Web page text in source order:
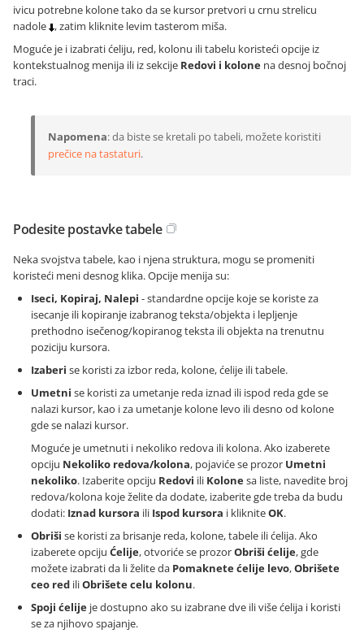
ivicu potrebne kolone tako da se kursor pretvori u crnu strelicu
nadole
, zatim kliknite levim tasterom miša.
Moguće je i izabrati ćeliju, red, kolonu ili tabelu koristeći opcije iz
kontekstualnog menija ili iz sekcije Redovi i kolone na desnoj bočnoj
traci.
Napomena: da biste se kretali po tabeli, možete koristiti
prečice na tastaturi.
Podesite postavke tabele
Neka svojstva tabele, kao i njena struktura, mogu se promeniti
koristeći meni desnog klika. Opcije menija su:
Iseci, Kopiraj, Nalepi - standardne opcije koje se koriste za
isecanje ili kopiranje izabranog teksta/objekta i lepljenje
prethodno isečenog/kopiranog teksta ili objekta na trenutnu
poziciju kursora.
Izaberi se koristi za izbor reda, kolone, ćelije ili tabele.
Umetni se koristi za umetanje reda iznad ili ispod reda gde se
nalazi kursor, kao i za umetanje kolone levo ili desno od kolone
gde se nalazi kursor.
Moguće je umetnuti i nekoliko redova ili kolona. Ako izaberete
opciju Nekoliko redova/kolona, pojaviće se prozor Umetni
nekoliko. Izaberite opciju Redovi ili Kolonesa liste, navedite broj
redova/kolona koje želite da dodate, izaberite gde treba da budu
dodati: Iznad kursora ili Ispod kursora i klikniteOK.
Obriši se koristi za brisanje reda, kolone, tabele ili ćelija. Ako
izaberete opciju Ćelije, otvoriće se prozorObriši ćelije, gde
možete izabrati da li želite da Pomaknete ćelije levo,Obrišete
ceo red iliObrišete celu kolonu.
Spoji ćelije je dostupno ako su izabrane dve ili više ćelija i koristi
se za njihovo spajanje.